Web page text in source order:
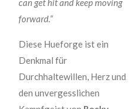
can get hit and keep moving
forward.“
Diese Hueforge ist ein
Denkmal für
Durchhaltewillen, Herz und
den unvergesslichen